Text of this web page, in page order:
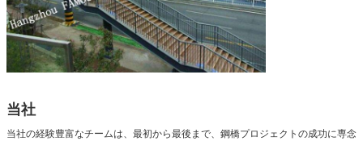
当社
当社の経験豊富なチームは、最初から最後まで、鋼橋プロジェクトの成功に専念